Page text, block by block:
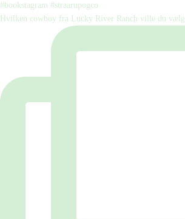
Hvilken cowboy fra Lucky River Ranch ville du vælg